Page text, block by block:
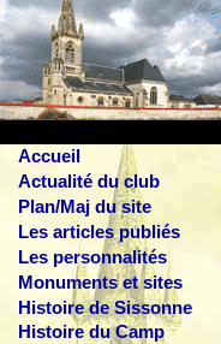
Accueil
Actualité du club
Plan/Maj du site
Les articles publiés
Les personnalités
Monuments et sites
Histoire de Sissonne
Histoire du Camp